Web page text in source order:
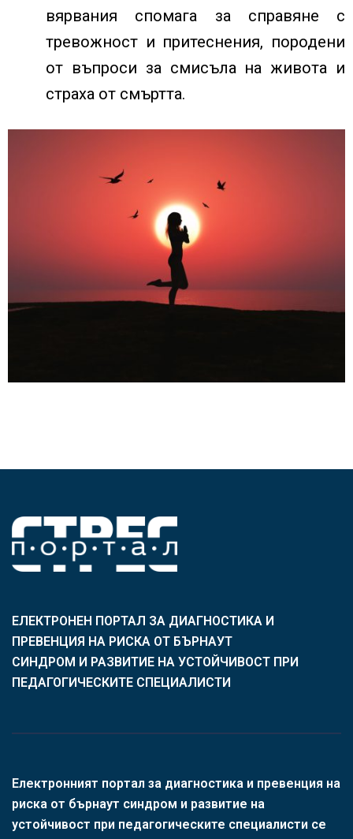
вярвания спомага за справяне с
тревожност и притеснения, породени
от въпроси за смисъла на живота и
страха от смъртта.
ЕЛЕКТРОНЕН ПОРТАЛ ЗА ДИАГНОСТИКА И
ПРЕВЕНЦИЯ НА РИСКА ОТ БЪРНАУТ
СИНДРОМ И РАЗВИТИЕ НА УСТОЙЧИВОСТ ПРИ
ПЕДАГОГИЧЕСКИТЕ СПЕЦИАЛИСТИ
Електронният портал за диагностика и превенция на
риска от бърнаут синдром и развитие на
устойчивост при педагогическите специалисти се